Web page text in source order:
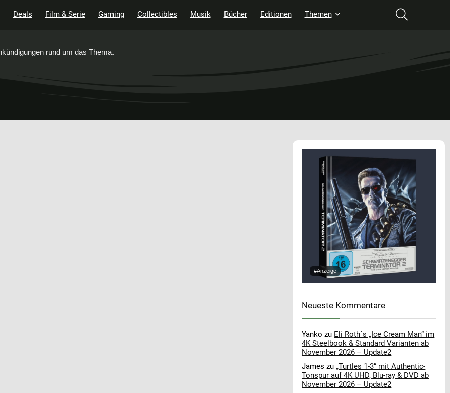
Deals Film & Serie Gaming Collectibles Musik Bücher Editionen Themen
rund um das Thema.
#Anzeige
Neueste Kommentare
Yanko zu Eli Roth´s „Ice Cream Man“ im
4K Steelbook & Standard Varianten ab
November 2026 – Update2
James zu „Turtles 1-3“ mit Authentic-
Tonspur auf 4K UHD, Blu-ray & DVD ab
November 2026 – Update2